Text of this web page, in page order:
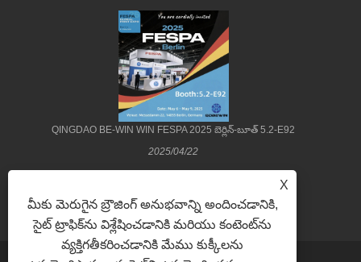
QINGDAO BE-WIN WIN FESPA 2025 బెర్లిన్-బూత్ 5.2-E92
2025/04/22
X
మీకు మెరుగైన బ్రౌజింగ్ అనుభవాన్ని అందించడానికి,
సైట్ ట్రాఫిక్‌ను విశ్లేషించడానికి మరియు కంటెంట్‌ను
వ్యక్తిగతీకరించడానికి మేము కుక్కీలను